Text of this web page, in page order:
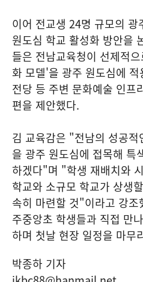
이어 전교생 24명 규모의 광
원도심 학교 활성화 방안을
들은 전남교육청이 선제적
화 모델'을 광주 원도심에
전당 등 주변 문화예술 인프
편을 제안했다.
김 교육감은 "전남의 성공
을 광주 원도심에 접목해 특
하겠다"며 "학생 재배치와
학교와 소규모 학교가 상생
속히 마련할 것"이라고 강
주중앙초 학생들과 직접 만
하며 첫날 현장 일정을 마무
박종하 기자